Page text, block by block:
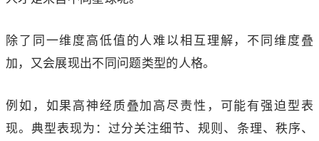
除了同一维度高低值的人难以相互理解，不同维度叠
加，又会展现出不同问题类型的人格。
例如，如果高神经质叠加高尽责性，可能有强迫型表
现。典型表现为：过分关注细节、规则、条理、秩序、